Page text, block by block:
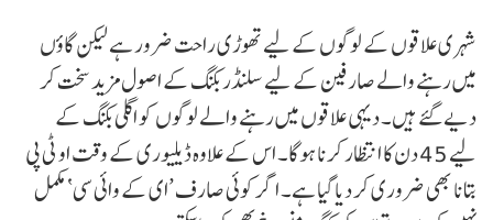
شہری علاقوں کے لوگوں کے لیے تھوڑی راحت ضرور ہے لیکن گاؤں
میں رہنے والے صارفین کے لیے سلنڈر بکنگ کے اصول مزید سخت کر
دیے گئے ہیں۔ دیہی علاقوں میں رہنے والے لوگوں کو اگلی بکنگ کے
لیے 45 دن کا انتظار کرنا ہوگا۔ اس کے علاوہ ڈیلیوری کے وقت او ٹی پی
بتانا بھی ضروری کر دیا گیا ہے۔ اگر کوئی صارف ’ای کے وائی سی‘ مکمل